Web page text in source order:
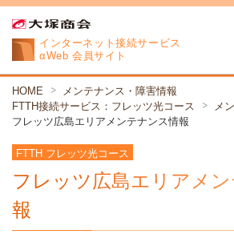
インターネット接続サービス
αWeb 会員サイト
HOME
メンテナンス・障害情報
FTTH接続サービス：フレッツ光コース
メ
フレッツ広島エリアメンテナンス情報
FTTH フレッツ光コース
フレッツ広島エリアメ
報